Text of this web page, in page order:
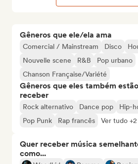
Gêneros que ele/ela ama
Comercial / Mainstream Disco
Nouvelle scene
R&B
Pop urbano
Chanson Française/Variété
Gêneros que eles também
receber
Rock alternativo Dance pop Hip-
Pop Punk
Rap francês Ver tudo +2
Quer receber música
como...